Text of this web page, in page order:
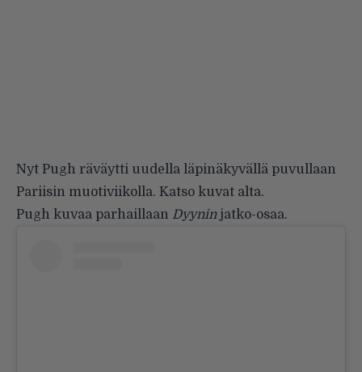
Nyt Pugh räväytti uudella läpinäkyvällä puvullaan
Pariisin muotiviikolla. Katso kuvat alta.
Pugh kuvaa parhaillaan Dyyninjatko-osaa.